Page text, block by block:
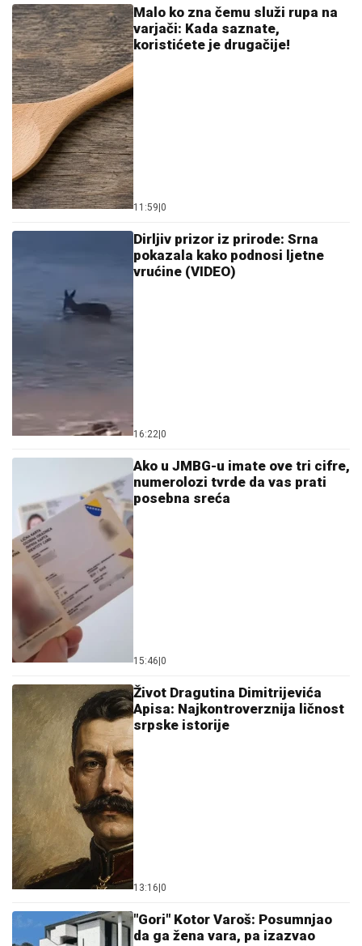
Malo ko zna čemu služi rupa na
varjači: Kada saznate,
koristićete je drugačije!
11:59 0
Dirljiv prizor iz prirode: Srna
pokazala kako podnosi ljetne
vrućine (VIDEO)
16:22 0
Ako u JMBG-u imate ove tri cifre,
numerolozi tvrde da vas prati
posebna sreća
15:46 0
Život Dragutina Dimitrijevića
Apisa: Najkontroverznija ličnost
srpske istorije
13:16 0
"Gori" Kotor Varoš: Posumnjao
da ga žena vara, pa izazvao